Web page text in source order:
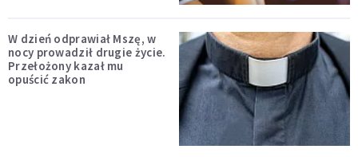
W dzień odprawiał Mszę, w
nocy prowadził drugie życie.
Przełożony kazał mu
opuścić zakon